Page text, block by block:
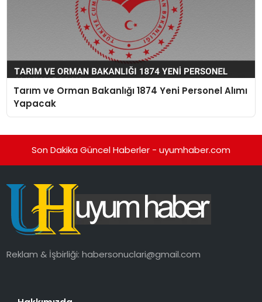
Tarım ve Orman Bakanlığı 1874 Yeni Personel Alımı
Yapacak
Son Dakika Güncel Haberler - uyumhaber.com
Reklam & İşbirliği:habersonuclari@gmail.com